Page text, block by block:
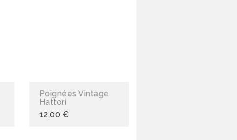
Poignées Vintage
Hattori
12,00 €